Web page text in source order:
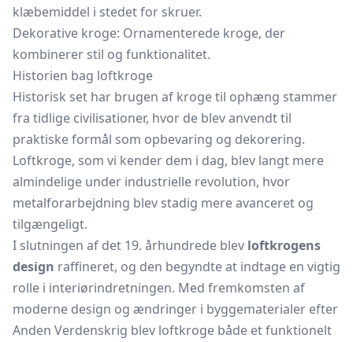
klæbemiddel i stedet for skruer.
Dekorative kroge: Ornamenterede kroge, der
kombinerer stil og funktionalitet.
Historien bag loftkroge
Historisk set har brugen af kroge til ophæng stammer
fra tidlige civilisationer, hvor de blev anvendt til
praktiske formål som opbevaring og dekorering.
Loftkroge, som vi kender dem i dag, blev langt mere
almindelige under industrielle revolution, hvor
metalforarbejdning blev stadig mere avanceret og
tilgængeligt.
I slutningen af det 19. århundrede blev loftkrogens
design raffineret, og den begyndte at indtage en vigtig
rolle i interiørindretningen. Med fremkomsten af
moderne design og ændringer i byggematerialer efter
Anden Verdenskrig blev loftkroge både et funktionelt